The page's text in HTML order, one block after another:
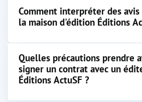
Comment interpréter des
la maison d'édition Éditions
Quelles précautions prendre
signer un contrat avec un
Éditions ActuSF ?